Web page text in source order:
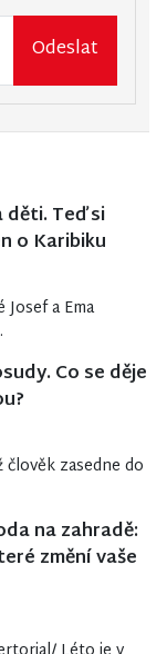
Odeslat
děti. Teď si
o Karibiku
a Ema
Co se děje
člověk zasedne do
na zahradě:
změní vaše